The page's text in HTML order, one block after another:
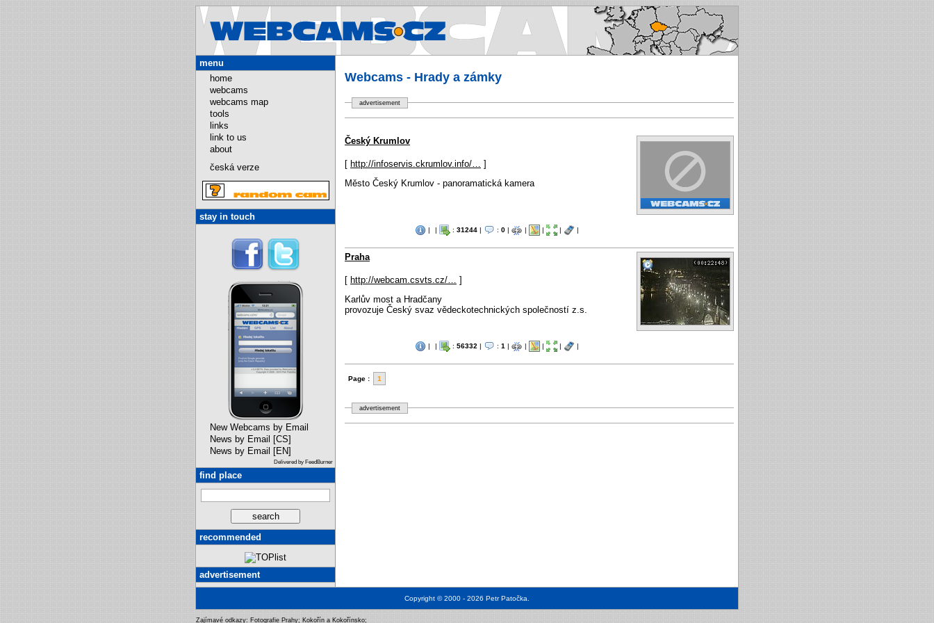
Webcams.cz - Webcams in Czech republic
Webcams - Hrady a zámky
advertisement
Český Krumlov
[ http://infoservis.ckrumlov.info/…
]
Město Český Krumlov - panoramatická kamera
| | : 31244| : 0| | | | |
Praha
[ http://webcam.csvts.cz/…
]
Karlův most a Hradčany
provozuje Český svaz vědeckotechnických společností z.s.
| | : 56332 | : 1 | | | | |
Page : 1
advertisement
menu
home
webcams
webcams map
tools
links
link to us
about
česká verze
stay in touch
New Webcams by Email
News by Email [CS]
News by Email [EN]
Delivered by FeedBurner
find place
recommended
advertisement
Copyright © 2000 - 2026 Petr Patočka
Zajímavé odkazy: Fotografie Prahy; Kokořín a Kokořínsko;